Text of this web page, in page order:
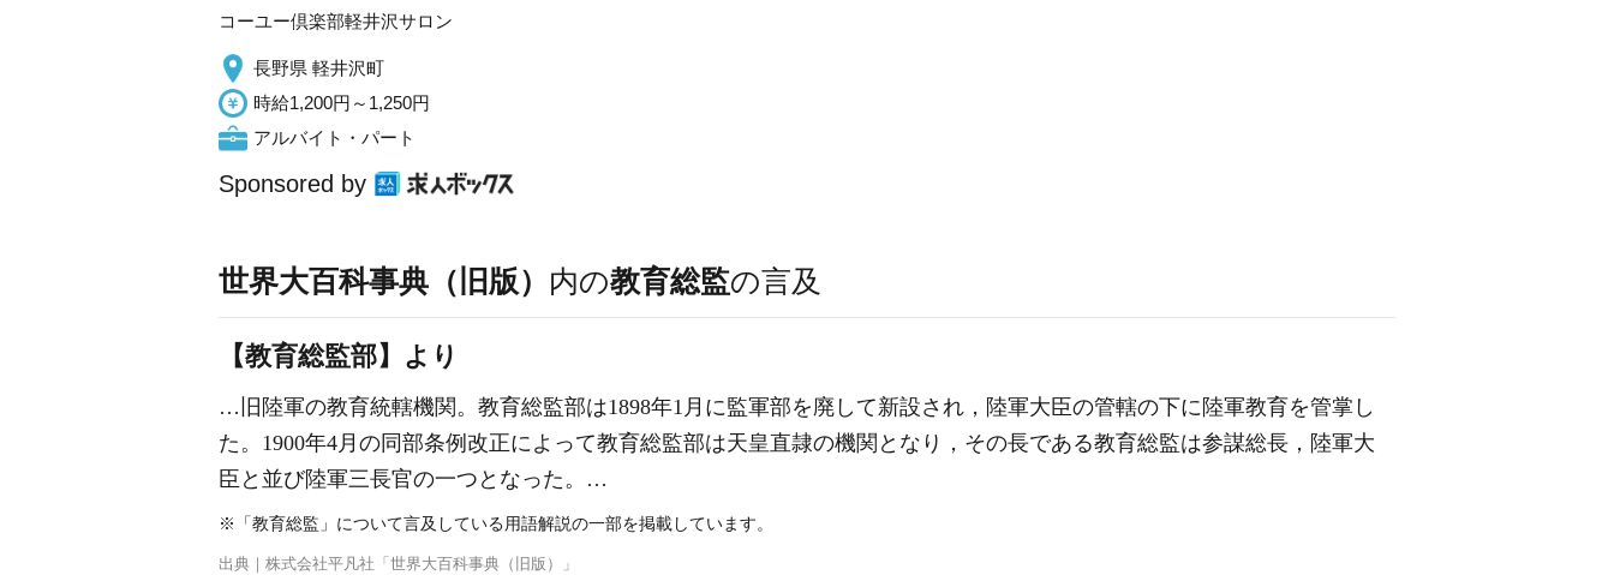
コーユー倶楽部軽井沢サロン
長野県 軽井沢町
時給1,200円～1,250円
アルバイト・パート
Sponsored by
世界大百科事典（旧版） 内の教育総監の言及
【教育総監部】より
…旧陸軍の教育統轄機関。教育総監部は1898年1月に監軍部を廃して新設され，陸軍大臣の管轄の下に陸軍教育を管掌し
た。1900年4月の同部条例改正によって教育総監部は天皇直隷の機関となり，その長である教育総監は参謀総長，陸軍大
臣と並び陸軍三長官の一つとなった。…
※「教育総監」について言及している用語解説の一部を掲載しています。
出典｜ 株式会社平凡社「世界大百科事典（旧版）」